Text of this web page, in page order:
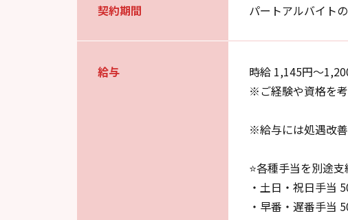
契約期間 パートアルバイト
給与
時給 1,145円〜
※ご経験や資格を考
※給与には処遇改善
⭐各種手当を別途
・土日・祝日手当
・早番・遅番手当